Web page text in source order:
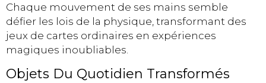
Chaque mouvement de ses mains semble
défier les lois de la physique, transformant des
jeux de cartes ordinaires en expériences
magiques inoubliables.
Objets Du Quotidien Transformés